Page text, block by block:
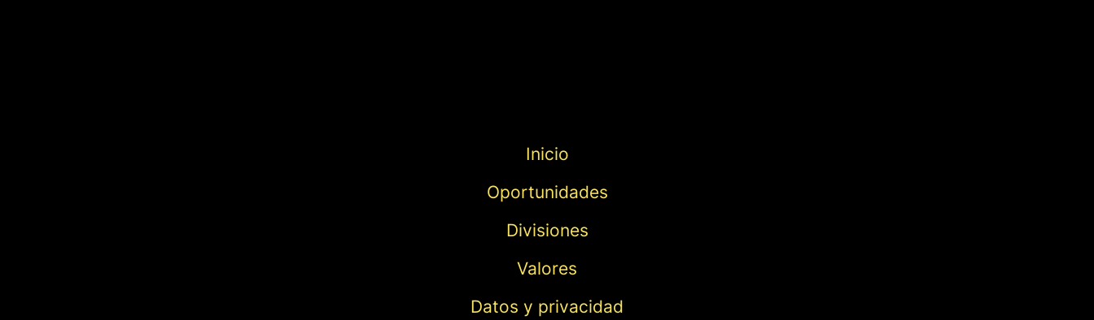
Inicio
Oportunidades
Divisiones
Valores
Datos y privacidad